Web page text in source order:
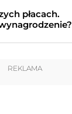
płacach.
REKLAMA